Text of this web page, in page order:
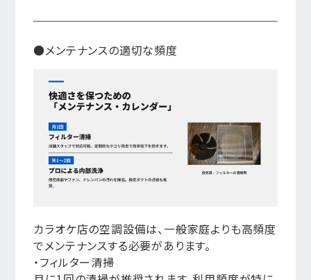
●メンテナンスの適切な頻度
カラオケ店の空調設備は、一般家庭よりも高頻度
でメンテナンスする必要があります。
・フィルター清掃